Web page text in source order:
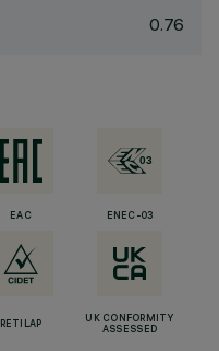
0.76
EAC ENEC-03
RETILAP
UK CONFORMITY
ASSESSED